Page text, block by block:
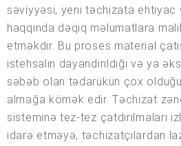
səviyyəsi, yeni təchizata ehtiyac
haqqında dəqiq məlumatlara
etməkdir. Bu proses material
istehsalın dayandırıldığı və ya
səbəb olan tədarükün çox olduğu
almağa kömək edir. Təchizat
sisteminə tez-tez çatdırılmaları
idarə etməyə, təchizatçılardan